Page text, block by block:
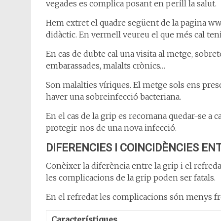
vegades es complica posant en perill la salut.
Hem extret el quadre següent de la pagina
didàctic. En vermell veureu el que més cal
En cas de dubte cal una visita al metge,
embarassades, malalts crònics…
Son malalties víriques. El metge sols ens
haver una sobreinfecció bacteriana.
En el cas de la grip es recomana quedar-se a
protegir-nos de una nova infecció.
DIFERENCIES I COINCIDÈNCIES
Conèixer la diferència entre la grip i el
les complicacions de la grip poden ser fatals.
En el refredat les complicacions són menys